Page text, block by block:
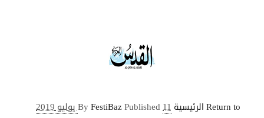
Return to الرئيسية ByFestiBazPublished 11 يوليو 2019